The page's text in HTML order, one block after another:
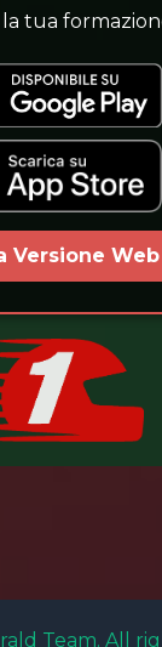
la tua
Versione Web
Team. All